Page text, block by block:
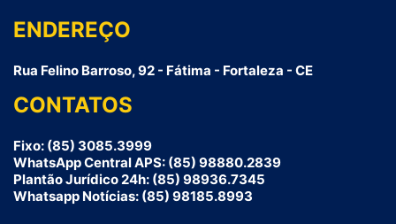
ENDEREÇO
Rua Felino Barroso, 92 - Fátima - Fortaleza - CE
CONTATOS
Fixo: (85) 3085.3999
WhatsApp Central APS: (85) 98880.2839
Plantão Jurídico 24h: (85) 98936.7345
Whatsapp Notícias: (85) 98185.8993